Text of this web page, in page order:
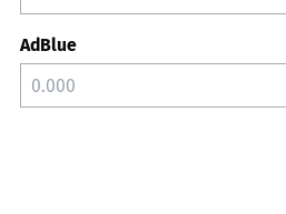
AdBlue